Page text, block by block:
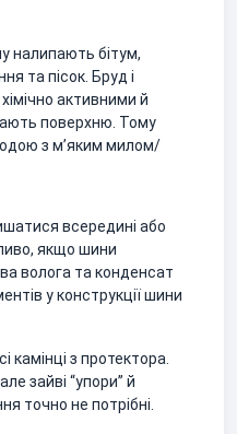
налипають бітум,
та пісок. Бруд і
активними й
поверхню. Тому
з м’яким милом/
всередині або
якщо шини
волога та конденсат
у конструкції шини
камінці з протектора.
зайві “упори” й
точно не потрібні.